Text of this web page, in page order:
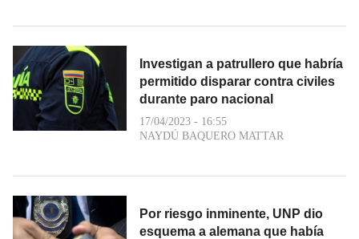
Investigan a patrullero que habría
permitido disparar contra civiles
durante paro nacional
17/04/2023 - 16:55
NAYDÚ BAQUERO MATTAR
Por riesgo inminente, UNP dio
esquema a alemana que había